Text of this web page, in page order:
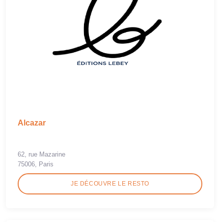
Alcazar
62, rue Mazarine
75006, Paris
JE DÉCOUVRE LE RESTO